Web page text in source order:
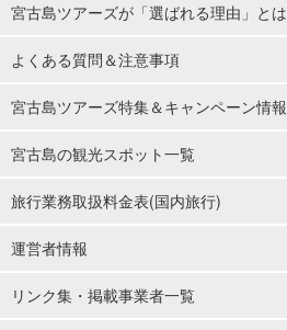
宮古島ツアーズが「選ばれる理由」とは
よくある質問＆注意事項
宮古島ツアーズ特集＆キャンペーン情報
宮古島の観光スポット一覧
旅行業務取扱料金表(国内旅行)
運営者情報
リンク集・掲載事業者一覧